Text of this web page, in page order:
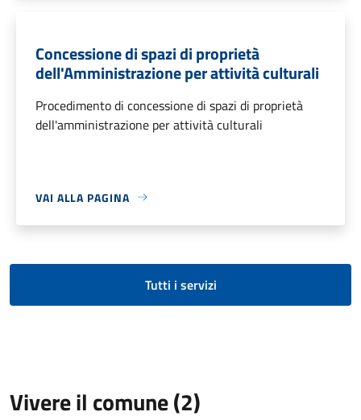
Concessione di spazi di proprietà
dell'Amministrazione per attività culturali
Procedimento di concessione di spazi di proprietà
dell'amministrazione per attività culturali
VAI ALLA PAGINA
Tutti i servizi
Vivere il comune (2)